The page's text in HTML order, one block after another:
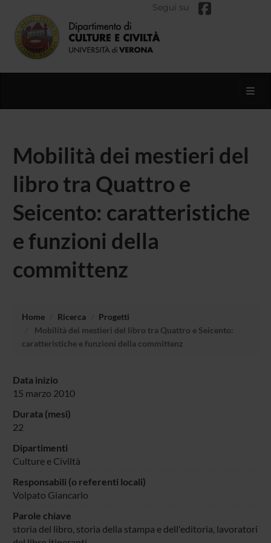
Segui su
Mobilità dei mestieri del
libro tra Quattro e
Seicento: caratteristiche
e funzioni della
committenz
Home Ricerca
Progetti
Mobilità dei mestieri del libro tra Quattro e Seicento:
caratteristiche e funzioni della committenz
Data inizio
15 marzo 2010
Durata (mesi)
22
Dipartimenti
Culture e Civiltà
Responsabili (o referenti locali)
Volpato Giancarlo
Parole chiave
storia del libro, storia della stampa e dell'editoria, lavoratori